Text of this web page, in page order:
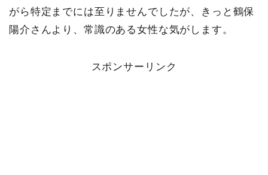
がら特定までには至りませんでしたが、きっと鶴保
陽介さんより、常識のある女性な気がします。
スポンサーリンク